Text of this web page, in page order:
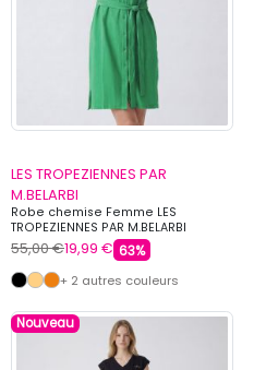
LES TROPEZIENNES PAR
M.BELARBI
Robe chemise Femme LES
TROPEZIENNES PAR M.BELARBI
55,00 €19,99 € 63%
+ 2 autres couleurs
Nouveau